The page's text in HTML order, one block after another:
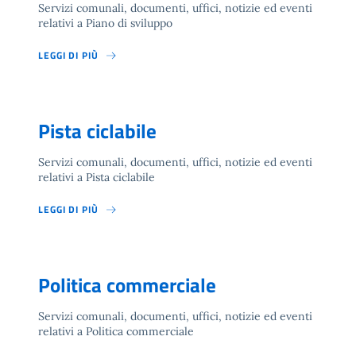
Servizi comunali, documenti, uffici, notizie ed eventi
relativi a Piano di sviluppo
LEGGI DI PIÙ
Pista ciclabile
Servizi comunali, documenti, uffici, notizie ed eventi
relativi a Pista ciclabile
LEGGI DI PIÙ
Politica commerciale
Servizi comunali, documenti, uffici, notizie ed eventi
relativi a Politica commerciale